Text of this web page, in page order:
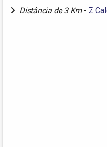
Distância de 3 Km - Z